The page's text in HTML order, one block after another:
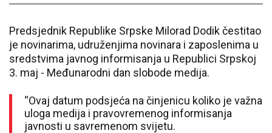
Predsjednik Republike Srpske Milorad Dodik čestitao
je novinarima, udruženjima novinara i zaposlenima u
sredstvima javnog informisanja u Republici Srpskoj
3. maj - Međunarodni dan slobode medija.
“Ovaj datum podsjeća na činjenicu koliko je važna
uloga medija i pravovremenog informisanja
javnosti u savremenom svijetu.